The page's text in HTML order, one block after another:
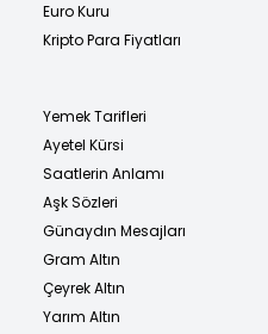
Euro Kuru
Kripto Para Fiyatları
Yemek Tarifleri
Ayetel Kürsi
Saatlerin Anlamı
Aşk Sözleri
Günaydın Mesajları
Gram Altın
Çeyrek Altın
Yarım Altın